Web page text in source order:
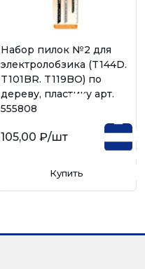
Набор пилок №2 для
электролобзика (T144D.
T101BR. T119BO) по
дереву, пластику арт.
555808
105,00 ₽/шт
Купить